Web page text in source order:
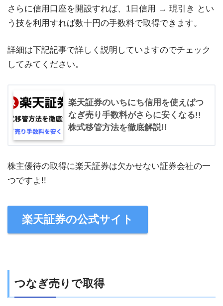
さらに信用口座を開設すれば、1日信用 → 現引き とい
う技を利用すれば数十円の手数料で取得できます。
詳細は下記記事で詳しく説明していますのでチェック
してみてください。
楽天証券のいちにち信用を使えばつ
なぎ売り手数料がさらに安くなる!!
株式移管方法を徹底解説!!
株主優待の取得に楽天証券は欠かせない証券会社の一
つですよ!!
楽天証券の公式サイト
つなぎ売りで取得